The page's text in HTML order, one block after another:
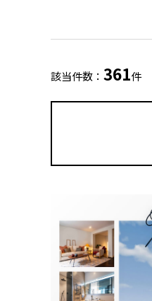
該当件数： 361件